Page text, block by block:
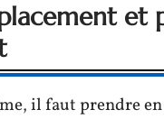
et
il faut prendre en